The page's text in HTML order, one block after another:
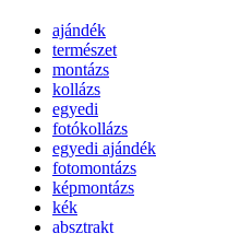
ajándék
természet
montázs
kollázs
egyedi
fotókollázs
egyedi ajándék
fotomontázs
képmontázs
kék
absztrakt